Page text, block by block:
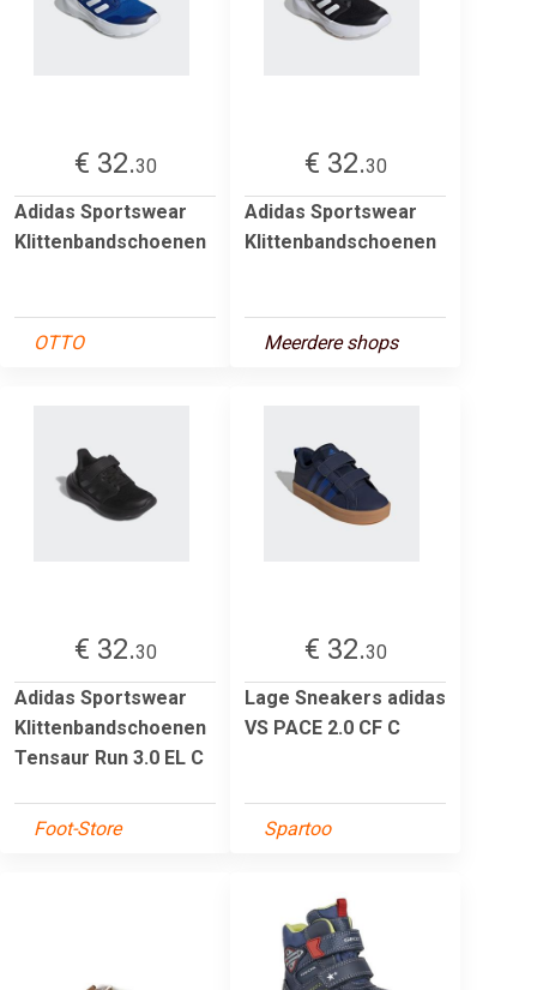
€ 32.30
Adidas Sportswear
Klittenbandschoenen
OTTO
€ 32.30
Adidas Sportswear
Klittenbandschoenen
Meerdere shops
€ 32.30
Adidas Sportswear
Klittenbandschoenen
Tensaur Run 3.0 EL C
Foot-Store
€ 32.30
Lage Sneakers adidas
VS PACE 2.0 CF C
Spartoo